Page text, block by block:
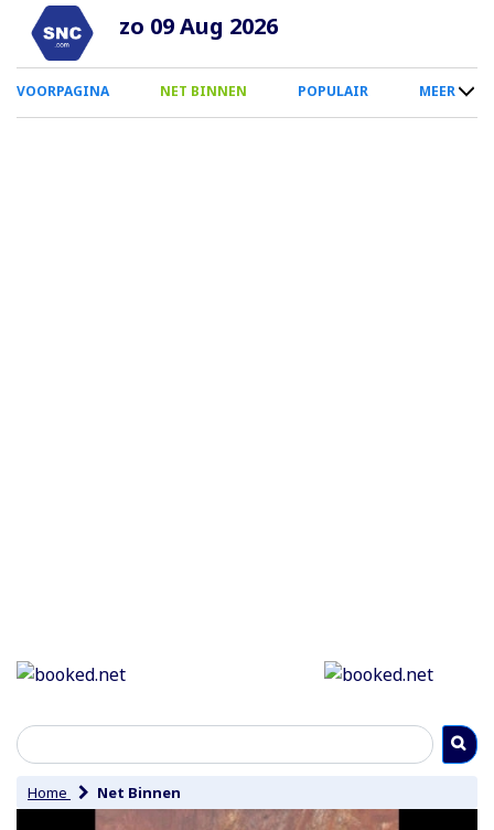
Overslaan
naar
inhoud
zo 09 Aug 2026
0
Smartphone
VOORPAGINA NET BINNEN POPULAIR MEER
Home Net Binnen